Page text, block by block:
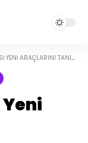
YENI ARAÇLARINI TANITTI